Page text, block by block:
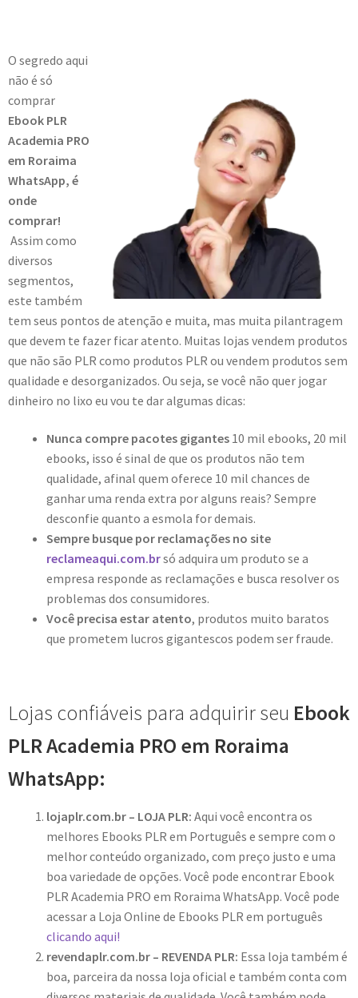
O segredo aqui
não é só
comprar
Ebook PLR
Academia PRO
em Roraima
WhatsApp, é
onde
comprar!
Assim como
diversos
segmentos,
este também
tem seus pontos de atenção e muita, mas muita pilantragem
que devem te fazer ficar atento. Muitas lojas vendem produtos
que não são PLR como produtos PLR ou vendem produtos sem
qualidade e desorganizados. Ou seja, se você não quer jogar
dinheiro no lixo eu vou te dar algumas dicas:
Nunca compre pacotes gigantes 10 mil ebooks, 20 mil
ebooks, isso é sinal de que os produtos não tem
qualidade, afinal quem oferece 10 mil chances de
ganhar uma renda extra por alguns reais? Sempre
desconfie quanto a esmola for demais.
Sempre busque por reclamações no site
reclameaqui.com.brsó adquira um produto se a
empresa responde as reclamações e busca resolver os
problemas dos consumidores.
Você precisa estar atento, produtos muito baratos
que prometem lucros gigantescos podem ser fraude.
Lojas confiáveis para adquirir seu Ebook
PLR Academia PRO em Roraima
WhatsApp:
lojaplr.com.br – LOJA PLR: Aqui você encontra os
melhores Ebooks PLR em Português e sempre com o
melhor conteúdo organizado, com preço justo e uma
boa variedade de opções. Você pode encontrar Ebook
PLR Academia PRO em Roraima WhatsApp. Você pode
acessar a Loja Online de Ebooks PLR em português
clicando aqui!
revendaplr.com.br – REVENDA PLR: Essa loja também é
boa, parceira da nossa loja oficial e também conta com